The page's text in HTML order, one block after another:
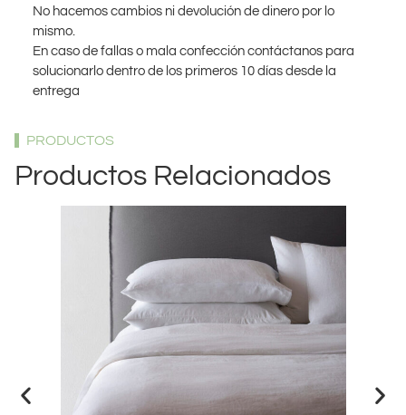
No hacemos cambios ni devolución de dinero por lo
mismo.
En caso de fallas o mala confección contáctanos para
solucionarlo dentro de los primeros 10 días desde la
entrega
PRODUCTOS
Productos Relacionados